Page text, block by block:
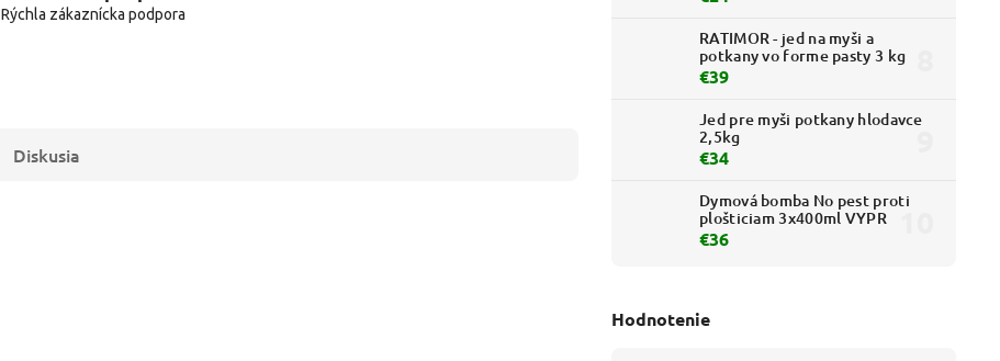
RATIMOR - jed na myši a
potkany vo forme pasty 3 kg
€39
Jed pre myši potkany hlodavce
2,5kg
€34
Dymová bomba No pest proti
plošticiam 3x400ml VYPR
€36
Hodnotenie
Rýchla zákaznícka podpora
Diskusia